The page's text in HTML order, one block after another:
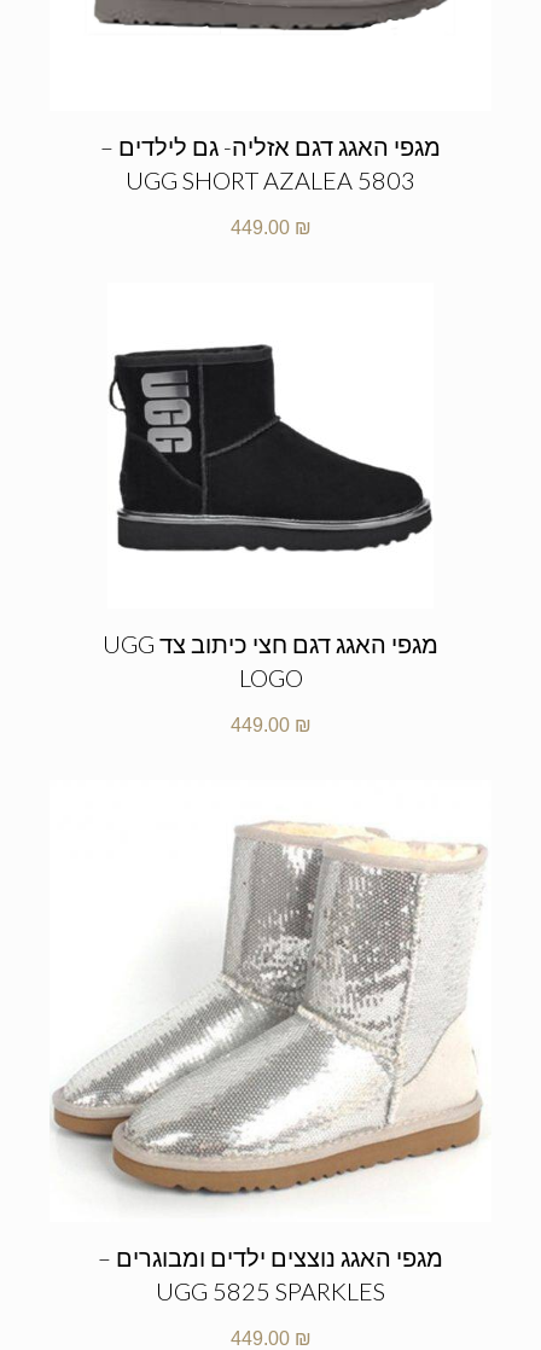
מגפי האגג דגם אזליה- גם לילדים –
UGG SHORT AZALEA 5803
449.00 ₪
מגפי האגג דגם חצי כיתוב צד UGG
LOGO
449.00 ₪
מגפי האגג נוצצים ילדים ומבוגרים –
UGG 5825 SPARKLES
449.00 ₪